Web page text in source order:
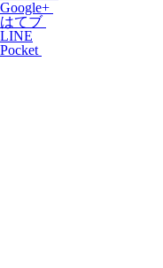
Google+
はてブ
LINE
Pocket